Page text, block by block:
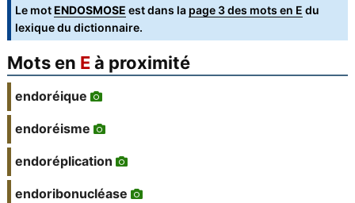
Le motENDOSMOSE est dans la page 3 des mots en E du
lexique du dictionnaire.
Mots en Eà proximité
endoréique
endoréisme
endoréplication
endoribonucléase